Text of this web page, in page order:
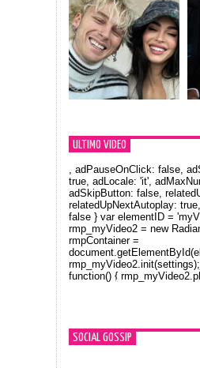
ULTIMO VIDEO
Orlando Bloom e la t-
, adPauseOnClick: false,
true, adLocale: 'it',
adSkipButton: false,
relatedUpNextAutoplay:
false } var elementID =
rmp_myVideo2 = new
rmpContainer =
function() {
SOCIAL GOSSIP